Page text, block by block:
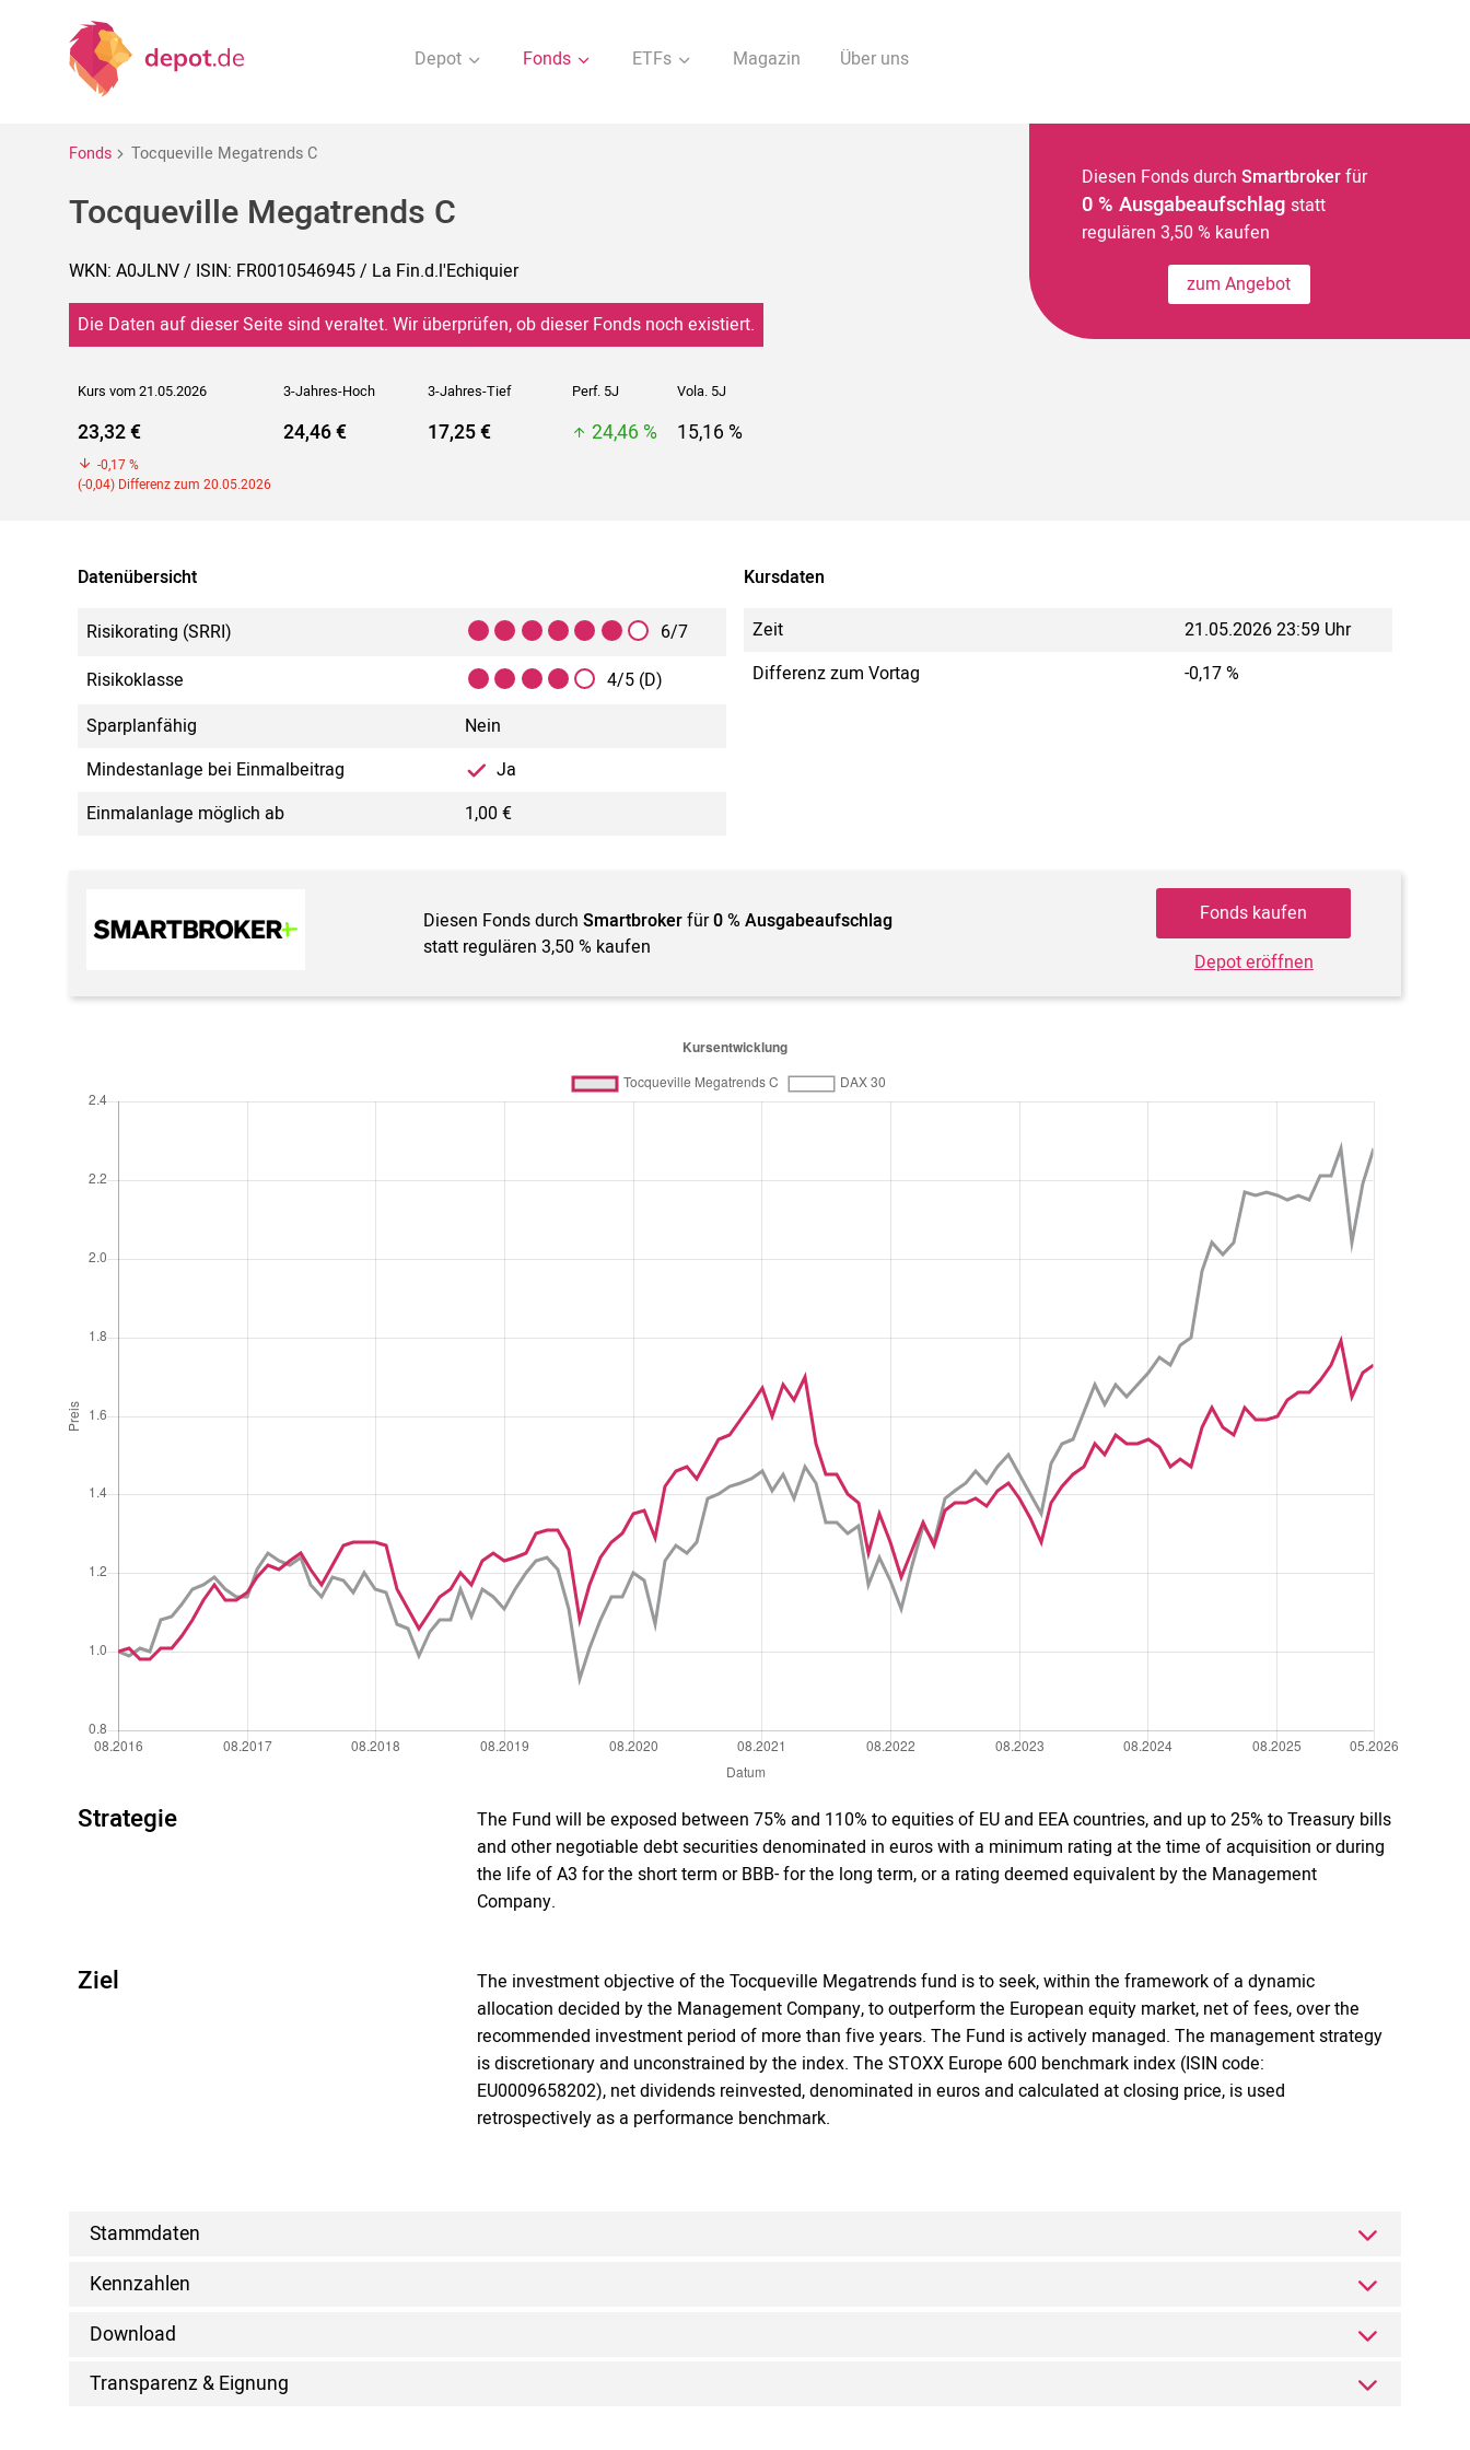
Depot Fonds ETFs Magazin Über uns
Fonds Tocqueville Megatrends C
Tocqueville Megatrends C
WKN: A0JLNV / ISIN: FR0010546945 / La Fin.d.l'Echiquier
Die Daten auf dieser Seite sind veraltet. Wir überprüfen, ob dieser Fonds noch existiert.
Kurs vom 21.05.2026 3-Jahres-Hoch 3-Jahres-Tief Perf. 5J Vola. 5J
23,32 €
-0,17 %
(-0,04) Differenz zum 20.05.2026
24,46 € 17,25 € 24,46 % 15,16 %
Diesen Fonds durch Smartbrokerfür
0 % Ausgabeaufschlag statt
regulären 3,50 % kaufen
zum Angebot
Datenübersicht
Risikorating (SRRI)
6/7
Risikoklasse
4/5 (D)
Sparplanfähig
Nein
Mindestanlage bei Einmalbeitrag
Ja
Einmalanlage möglich ab
1,00 €
Kursdaten
Zeit
21.05.2026 23:59 Uhr
Differenz zum Vortag
-0,17 %
Diesen Fonds durchSmartbrokerfür0 % Ausgabeaufschlag
statt regulären 3,50 % kaufen
Fonds kaufen
Depot eröffnen
Strategie
The Fund will be exposed between 75% and 110% to equities of EU and EEA countries, and up to 25% to Treasury bills
and other negotiable debt securities denominated in euros with a minimum rating at the time of acquisition or during
the life of A3 for the short term or BBB- for the long term, or a rating deemed equivalent by the Management
Company.
Ziel
The investment objective of the Tocqueville Megatrends fund is to seek, within the framework of a dynamic
allocation decided by the Management Company, to outperform the European equity market, net of fees, over the
recommended investment period of more than five years. The Fund is actively managed. The management strategy
is discretionary and unconstrained by the index. The STOXX Europe 600 benchmark index (ISIN code:
EU0009658202), net dividends reinvested, denominated in euros and calculated at closing price, is used
retrospectively as a performance benchmark.
Stammdaten
Kennzahlen
Download
Transparenz & Eignung